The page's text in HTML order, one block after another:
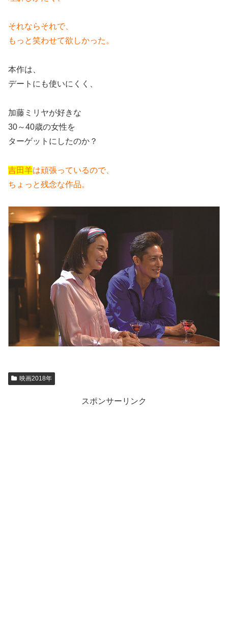
それならそれで、
もっと笑わせて欲しかった。
本作は、
デートにも使いにくく、
加藤ミリヤが好きな
30～40歳の女性を
ターゲットにしたのか？
吉田羊は頑張っているので、
ちょっと残念な作品。
映画2018年
スポンサーリンク